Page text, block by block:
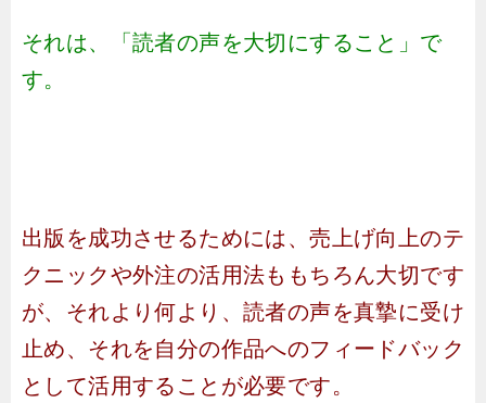
それは、「読者の声を大切にすること」で
す。
出版を成功させるためには、売上げ向上のテ
クニックや外注の活用法ももちろん大切です
が、それより何より、読者の声を真摯に受け
止め、それを自分の作品へのフィードバック
として活用することが必要です。